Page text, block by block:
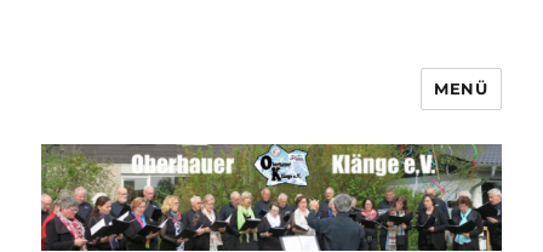
Männerchor Quirrenbach e.V.
MENÜ